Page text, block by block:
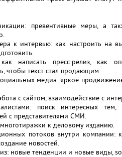
превентивные меры, а
к интервью: как настроить на
написать пресс-релиз, как
чтобы текст стал продающим.
медиа: яркое
с сайтом, взаимодействие с
поиск интересных тем,
с представителями СМИ.
к деловому изданию.
потоков внутри компании:
новостей.
новые тенденции и новые виды,